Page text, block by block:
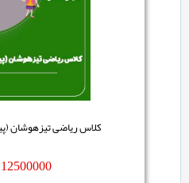
کلاس ریاضی تیزهوشان
12500000